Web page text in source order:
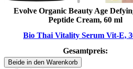
Evolve Organic Beauty Age
Peptide Cream, 60 ml
Bio Thai Vitality Serum Vit-E,
Gesamtpreis:
Beide in den Warenkorb